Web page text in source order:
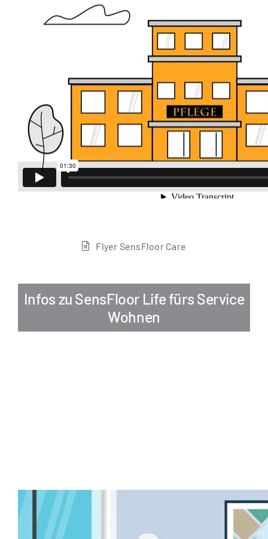
Fly­er Sen­s­Flo­or Care
Infos zu SensFloor Life fürs Service
Wohnen